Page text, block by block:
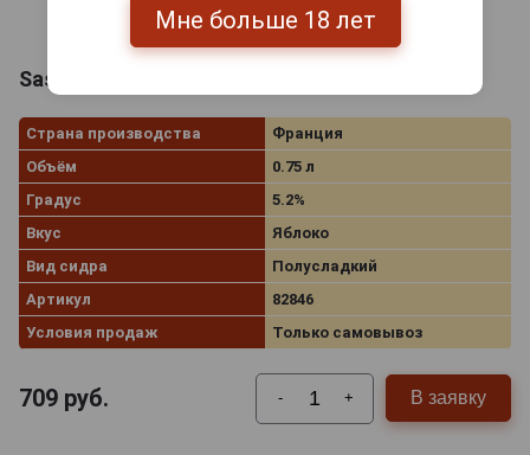
Sassy Сидр Сасси 0.75л
Страна производства
Франция
Объём
0.75 л
Градус
5.2%
Вкус
Яблоко
Вид сидра
Полусладкий
Артикул
82846
Условия продаж
Только самовывоз
709 руб. - + В заявку
Мне больше 18 лет